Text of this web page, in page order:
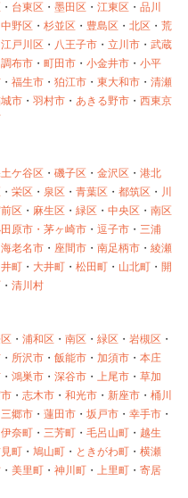
・ 台東区 ・ 墨田区 ・ 江東区 ・ 品川
中野区 ・ 杉並区 ・ 豊島区 ・ 北区 ・ 荒
江戸川区 ・ 八王子市 ・ 立川市 ・ 武蔵
調布市 ・ 町田市 ・ 小金井市 ・ 小平
・ 福生市 ・ 狛江市 ・ 東大和市 ・ 清瀬
市 ・ 羽村市 ・ あきる野市 ・ 西東京
ケ谷区 ・ 磯子区 ・ 金沢区 ・ 港北
・ 栄区 ・ 泉区 ・ 青葉区 ・ 都筑区 ・ 川
区 ・ 麻生区 ・ 緑区 ・ 中央区 ・ 南区
原市・ 茅ヶ崎市 ・ 逗子市 ・ 三浦
海老名市 ・ 座間市 ・ 南足柄市 ・ 綾瀬
町 ・ 大井町 ・ 松田町 ・ 山北町 ・ 開
・ 清川村
・ 浦和区 ・ 南区 ・ 緑区 ・ 岩槻区 ・
・ 所沢市 ・ 飯能市 ・ 加須市 ・ 本庄
・ 鴻巣市 ・ 深谷市 ・ 上尾市 ・ 草加
・ 志木市 ・ 和光市 ・ 新座市 ・ 桶川
三郷市 ・ 蓮田市 ・ 坂戸市 ・ 幸手市 ・
伊奈町 ・ 三芳町 ・ 毛呂山町 ・ 越生
町 ・ 鳩山町 ・ ときがわ町 ・ 横瀬
・ 美里町 ・ 神川町 ・ 上里町 ・ 寄居